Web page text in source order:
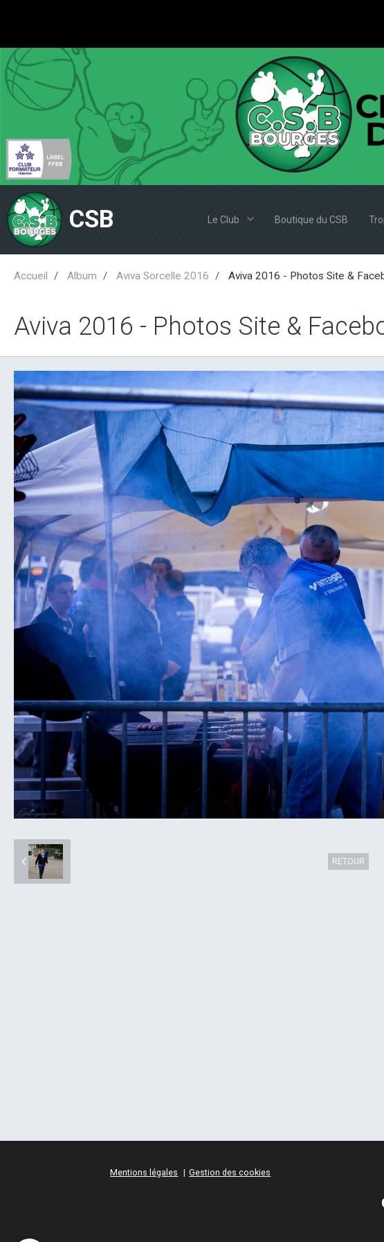
CSB Le Club Boutique du CSB
Accueil Album Aviva Sorcelle 2016 Aviva 2016 - Photos Site &
Aviva 2016 - Photos Site &
RETOUR
Mentions légales Gestion des cookies